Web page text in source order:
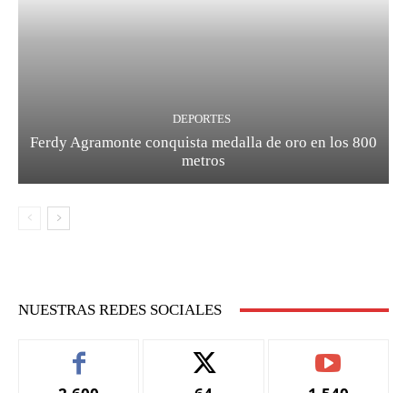
DEPORTES
Ferdy Agramonte conquista medalla de oro en los 800
metros
NUESTRAS REDES SOCIALES